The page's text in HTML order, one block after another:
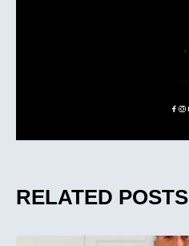
RELATED POSTS